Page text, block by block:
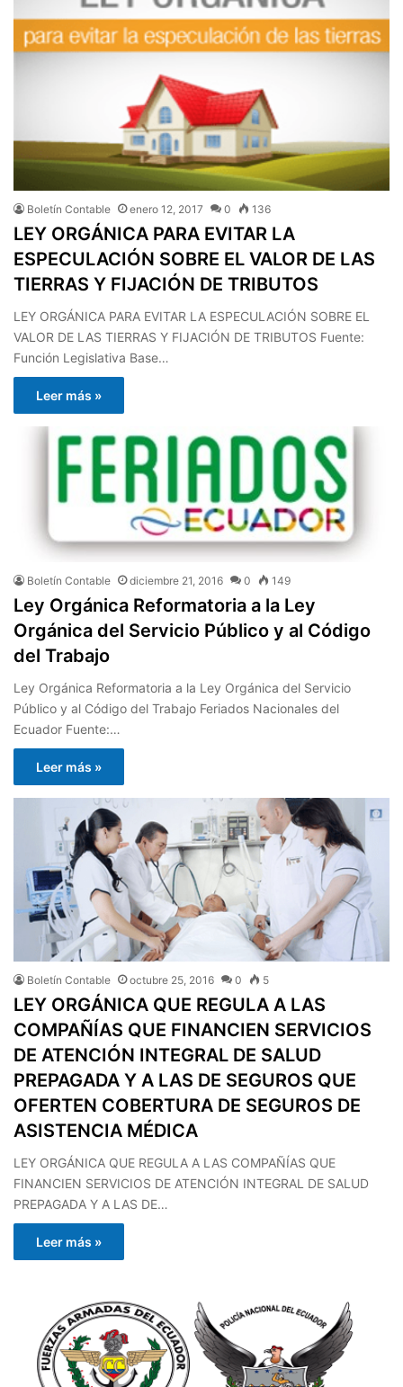
Boletín Contable enero 12, 2017 0 136
LEY ORGÁNICA PARA EVITAR LA
ESPECULACIÓN SOBRE EL VALOR DE LAS
TIERRAS Y FIJACIÓN DE TRIBUTOS
LEY ORGÁNICA PARA EVITAR LA ESPECULACIÓN SOBRE EL
VALOR DE LAS TIERRAS Y FIJACIÓN DE TRIBUTOS Fuente:
Función Legislativa Base…
Leer más »
Boletín Contable diciembre 21, 2016 0 149
Ley Orgánica Reformatoria a la Ley
Orgánica del Servicio Público y al Código
del Trabajo
Ley Orgánica Reformatoria a la Ley Orgánica del Servicio
Público y al Código del Trabajo Feriados Nacionales del
Ecuador Fuente:…
Leer más »
Boletín Contable octubre 25, 2016 0 5
LEY ORGÁNICA QUE REGULA A LAS
COMPAÑÍAS QUE FINANCIEN SERVICIOS
DE ATENCIÓN INTEGRAL DE SALUD
PREPAGADA Y A LAS DE SEGUROS QUE
OFERTEN COBERTURA DE SEGUROS DE
ASISTENCIA MÉDICA
LEY ORGÁNICA QUE REGULA A LAS COMPAÑÍAS QUE
FINANCIEN SERVICIOS DE ATENCIÓN INTEGRAL DE SALUD
PREPAGADA Y A LAS DE…
Leer más »